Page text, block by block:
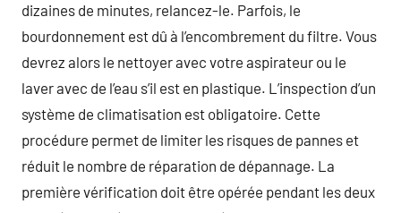
dizaines de minutes, relancez-le. Parfois, le
bourdonnement est dû à l’encombrement du filtre. Vous
devrez alors le nettoyer avec votre aspirateur ou le
laver avec de l’eau s’il est en plastique. L’inspection d’un
système de climatisation est obligatoire. Cette
procédure permet de limiter les risques de pannes et
réduit le nombre de réparation de dépannage. La
première vérification doit être opérée pendant les deux